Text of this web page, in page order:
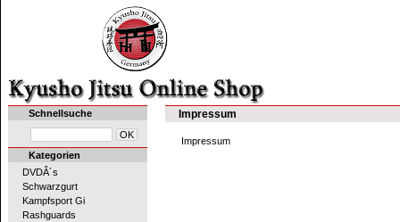
Schnellsuche
Kategorien
DVDÂ´s
Schwarzgurt
Kampfsport Gi
Rashguards
Impressum
Impressum